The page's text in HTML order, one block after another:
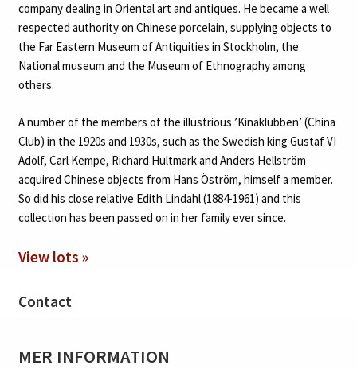
company dealing in Oriental art and antiques. He became a well
respected authority on Chinese porcelain, supplying objects to
the Far Eastern Museum of Antiquities in Stockholm, the
National museum and the Museum of Ethnography among
others.
A number of the members of the illustrious ’Kinaklubben’ (China
Club) in the 1920s and 1930s, such as the Swedish king Gustaf VI
Adolf, Carl Kempe, Richard Hultmark and Anders Hellström
acquired Chinese objects from Hans Öström, himself a member.
So did his close relative Edith Lindahl (1884-1961) and this
collection has been passed on in her family ever since.
View lots »
Contact
MER INFORMATION